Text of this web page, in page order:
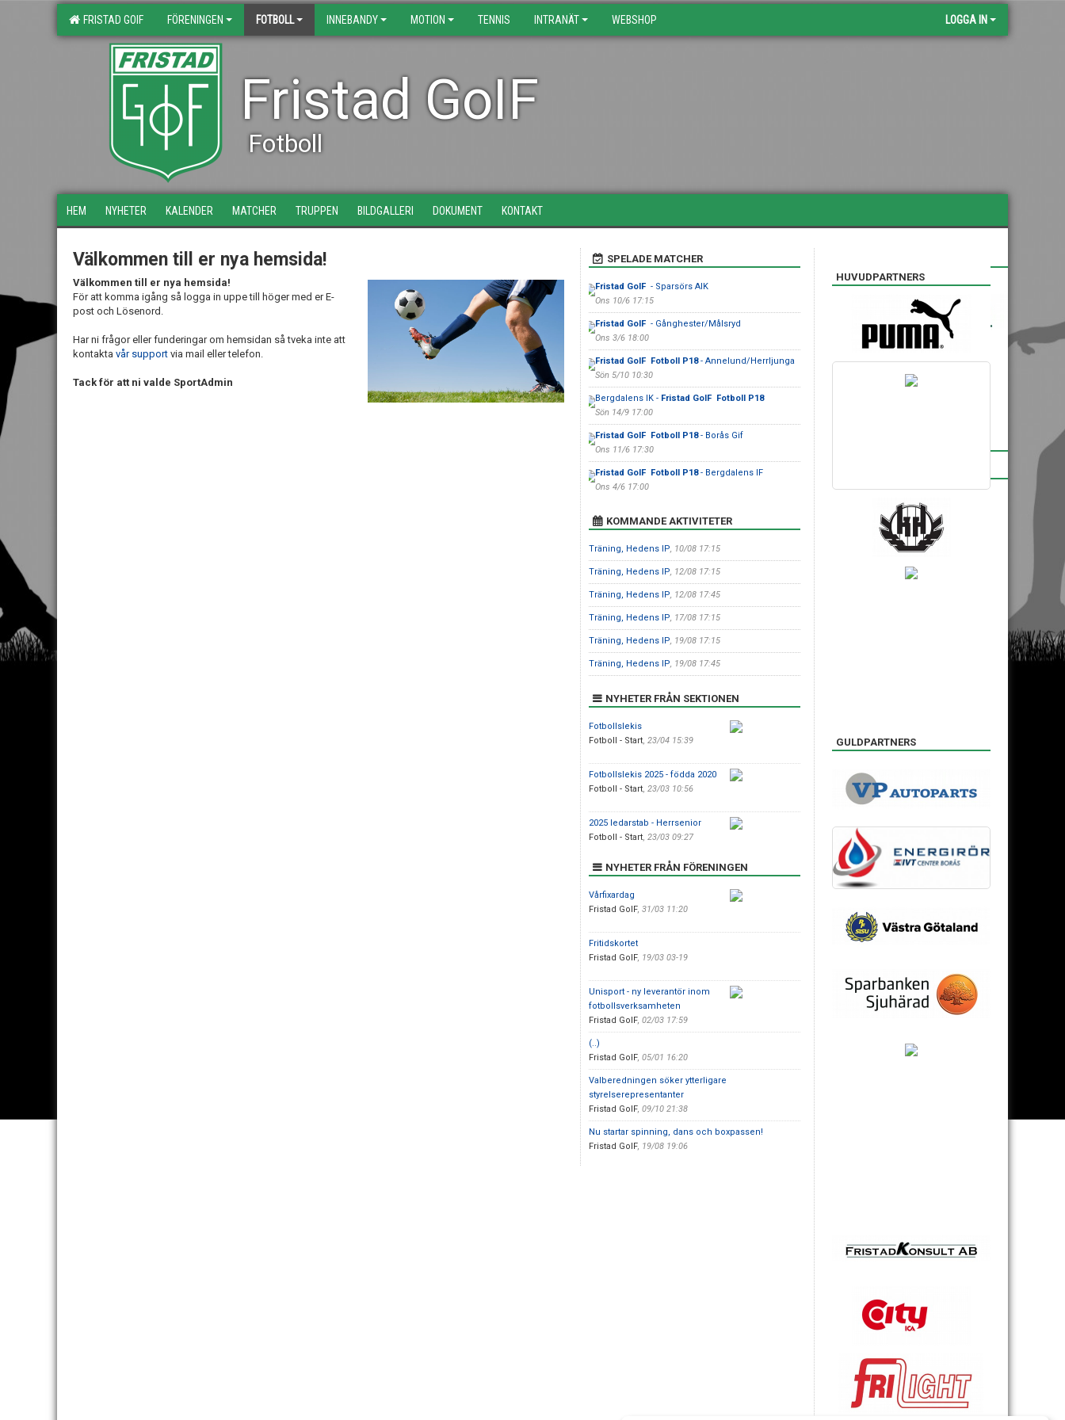
FRISTAD GOIF FÖRENINGEN FOTBOLL INNEBANDY MOTION TENNIS INTRANÄT WEBSHOP LOGGA IN
Fristad GoIF
Fotboll
HEM NYHETER KALENDER MATCHER TRUPPEN BILDGALLERI DOKUMENT KONTAKT
Välkommen till er nya hemsida!
Välkommen till er nya hemsida!
För att komma igång så logga in uppe till höger med er E-
post och Lösenord.
Har ni frågor eller funderingar om hemsidan så tveka inte att
kontakta vår support via mail eller telefon.
Tack för att ni valde SportAdmin
SPELADE MATCHER
Fristad GoIF - Sparsörs AIK
Ons 10/6 17:15
Fristad GoIF - Gånghester/Målsryd
Ons 3/6 18:00
Fristad GoIF Fotboll P18- Annelund/Herrljunga
Sön 5/10 10:30
Bergdalens IK - Fristad GoIF Fotboll P18
Sön 14/9 17:00
Fristad GoIF Fotboll P18- Borås Gif
Ons 11/6 17:30
Fristad GoIF Fotboll P18- Bergdalens IF
Ons 4/6 17:00
KOMMANDE AKTIVITETER
Träning, Hedens IP, 10/08 17:15
Träning, Hedens IP, 12/08 17:15
Träning, Hedens IP, 12/08 17:45
Träning, Hedens IP, 17/08 17:15
Träning, Hedens IP, 19/08 17:15
Träning, Hedens IP, 19/08 17:45
NYHETER FRÅN SEKTIONEN
Fotbollslekis
Fotboll - Start, 23/04 15:39
Fotbollslekis 2025 - födda 2020
Fotboll - Start, 23/03 10:56
2025 ledarstab - Herrsenior
Fotboll - Start, 23/03 09:27
NYHETER FRÅN FÖRENINGEN
Vårfixardag
Fristad GoIF, 31/03 11:20
Fritidskortet
Fristad GoIF, 19/03 03-19
Unisport - ny leverantör inom
fotbollsverksamheten
Fristad GoIF, 02/03 17:59
(..)
Fristad GoIF, 05/01 16:20
Valberedningen söker ytterligare
styrelserepresentanter
Fristad GoIF, 09/10 21:38
Nu startar spinning, dans och boxpassen!
Fristad GoIF, 19/08 19:06
HUVUDPARTNERS
GULDPARTNERS
SILVERPARTNERS
BRONSPARTNERS
INSTAGRAM